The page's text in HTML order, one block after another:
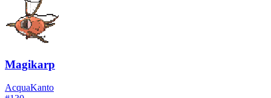
Magikarp
AcquaKanto